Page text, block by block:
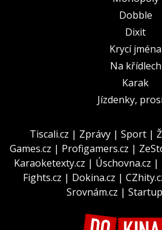
Dobble
Dixit
Krycí jména
Na křídlech
Karak
Jízdenky,
Tiscali.cz | Zprávy | Sport |
Games.cz | Profigamers.cz |
Karaoketexty.cz | Úschovna.cz |
Fights.cz | Dokina.cz |
Srovnám.cz |